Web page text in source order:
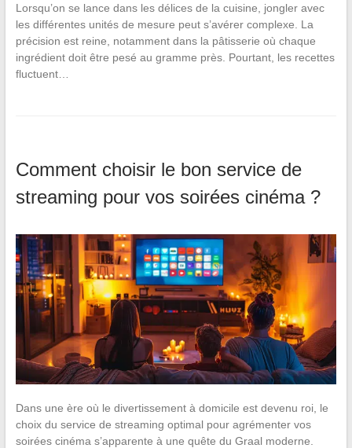
Lorsqu’on se lance dans les délices de la cuisine, jongler avec
les différentes unités de mesure peut s’avérer complexe. La
précision est reine, notamment dans la pâtisserie où chaque
ingrédient doit être pesé au gramme près. Pourtant, les recettes
fluctuent…
Comment choisir le bon service de
streaming pour vos soirées cinéma ?
Dans une ère où le divertissement à domicile est devenu roi, le
choix du service de streaming optimal pour agrémenter vos
soirées cinéma s’apparente à une quête du Graal moderne.